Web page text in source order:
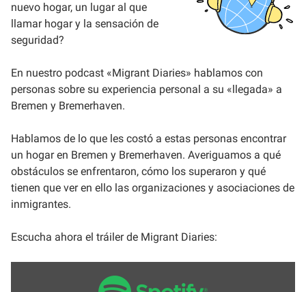
nuevo hogar, un lugar al que
llamar hogar y la sensación de
seguridad?
En nuestro podcast «Migrant Diaries» hablamos con
personas sobre su experiencia personal a su «llegada» a
Bremen y Bremerhaven.
Hablamos de lo que les costó a estas personas encontrar
un hogar en Bremen y Bremerhaven. Averiguamos a qué
obstáculos se enfrentaron, cómo los superaron y qué
tienen que ver en ello las organizaciones y asociaciones de
inmigrantes.
Escucha ahora el tráiler de Migrant Diaries: